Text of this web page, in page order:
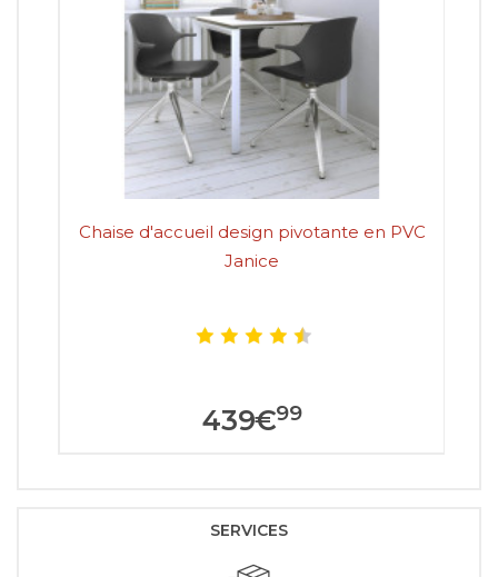
Chaise d'accueil design pivotante en PVC
Janice
439€99
SERVICES